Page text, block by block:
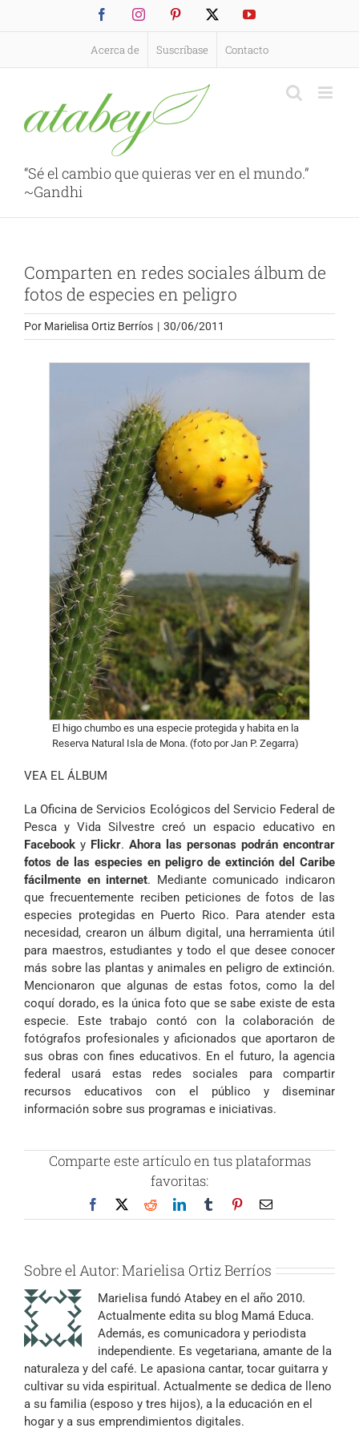
FacebookInstagramPinterest YouTube
Acerca de Suscríbase Contacto
“Sé el cambio que quieras ver en el mundo.”
~Gandhi
Comparten en redes sociales álbum de
fotos de especies en peligro
Por Marielisa Ortiz Berríos | 30/06/2011
El higo chumbo es una especie protegida y habita en la
Reserva Natural Isla de Mona. (foto por Jan P. Zegarra)
VEA EL ÁLBUM
La Oficina de Servicios Ecológicos del Servicio Federal de
Pesca y Vida Silvestre creó un espacio educativo en
Facebook y Flickr. Ahora las personas podrán encontrar
fotos de las especies en peligro de extinción del Caribe
fácilmente en internet. Mediante comunicado indicaron
que frecuentemente reciben peticiones de fotos de las
especies protegidas en Puerto Rico. Para atender esta
necesidad, crearon un álbum digital, una herramienta útil
para maestros, estudiantes y todo el que desee conocer
más sobre las plantas y animales en peligro de extinción.
Mencionaron que algunas de estas fotos, como la del
coquí dorado, es la única foto que se sabe existe de esta
especie. Este trabajo contó con la colaboración de
fotógrafos profesionales y aficionados que aportaron de
sus obras con fines educativos. En el futuro, la agencia
federal usará estas redes sociales para compartir
recursos educativos con el público y diseminar
información sobre sus programas e iniciativas.
Comparte este artículo en tus plataformas
favoritas:
Facebook RedditLinkedInTumblr PinterestCorreo
electrónico
Sobre el Autor:Marielisa Ortiz Berríos
Marielisa fundó Atabey en el año 2010.
Actualmente edita su blog Mamá Educa.
Además, es comunicadora y periodista
independiente. Es vegetariana, amante de la
naturaleza y del café. Le apasiona cantar, tocar guitarra y
cultivar su vida espiritual. Actualmente se dedica de lleno
a su familia (esposo y tres hijos), a la educación en el
hogar y a sus emprendimientos digitales.